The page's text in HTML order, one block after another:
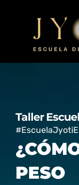
Taller
PESO